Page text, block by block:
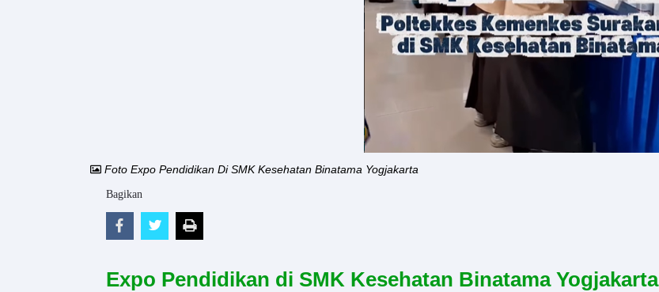
Foto Expo Pendidikan Di SMK Kesehatan Binatama Yogjakarta
Bagikan
Expo Pendidikan di SMK Kesehatan Binatama Yogjakarta